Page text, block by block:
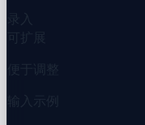
录入
可扩展
便于调整
输入示例